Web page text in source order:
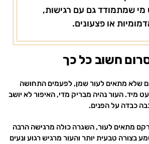
מי שמתמודד גם עם רגישות,
או פצעונים.
חשוב כל כך
שלא מתאים לעור שמן, לפעמים התחושה
מיד. העור נהיה מבריק מדי, האיפור לא יושב
כבדה על הפנים.
מתאים לעור, השגרה כולה מרגישה הרבה
בצורה טבעית יותר והעור מרגיש רגוע ונעים